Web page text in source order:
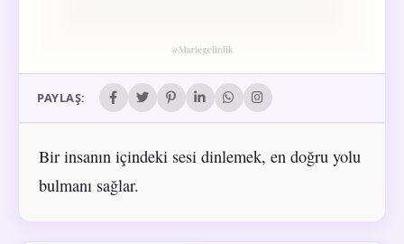
PAYLAŞ:
Bir insanın içindeki sesi dinlemek, en doğru yolu
bulmanı sağlar.